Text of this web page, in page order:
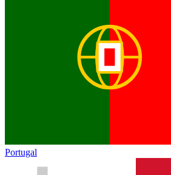
Portugal